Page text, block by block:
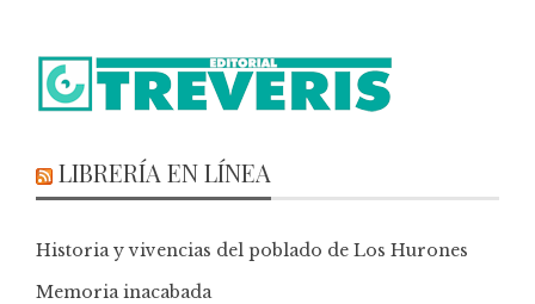
LIBRERÍA EN LÍNEA
Historia y vivencias del poblado de Los Hurones
Memoria inacabada